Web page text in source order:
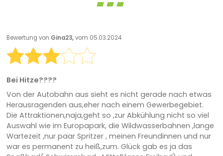
Bewertung von Gina23,vom 05.03.2024
Bei Hitze????
Von der Autobahn aus sieht es nicht gerade nach etwas
Herausragenden aus,eher nach einem Gewerbegebiet.
Die Attraktionen,naja,geht so ,zur Abkühlung nicht so viel
Auswahl wie im Europapark, die Wildwasserbahnen ,lange
Wartezeit ,nur paar Spritzer , meinen Freundinnen und nur
war es permanent zu heiß,zum. Glück gab es ja das